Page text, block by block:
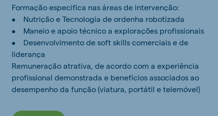
Formação especifica nas áreas de intervenção:
• Nutrição e Tecnologia de ordenha robotizada
• Maneio e apoio técnico a explorações profissionais
• Desenvolvimento de soft skills comerciais e de
liderança
Remuneração atrativa, de acordo com a experiência
profissional demonstrada e benefícios associados ao
desempenho da função (viatura, portátil e telemóvel)